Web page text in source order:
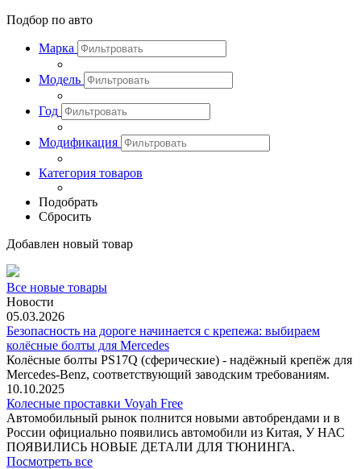
Подбор по авто
Марка
Модель
Год
Модификация
Категория товаров
Подобрать
Сбросить
Добавлен новый товар
Все новые товары
Новости
05.03.2026
Безопасность на дороге начинается с крепежа: выбираем
колёсные болты для Mercedes
Колёсные болты PS17Q (сферические) - надёжный крепёж для
Mercedes‑Benz, соответствующий заводским требованиям.
10.10.2025
Колесные проставки Voyah Free
Автомобильный рынок полнится новыми автобрендами и в
России официально появились автомобили из Китая, У НАС
ПОЯВИЛИСЬ НОВЫЕ ДЕТАЛИ ДЛЯ ТЮНИНГА.
Посмотреть все